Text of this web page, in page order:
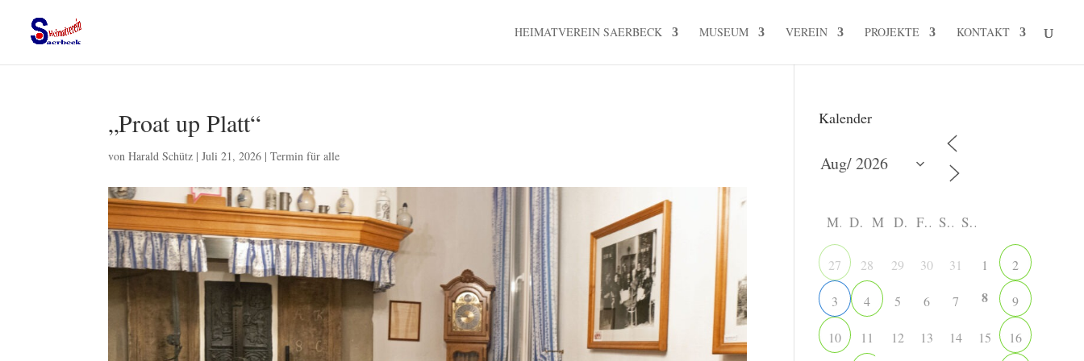
HEIMATVEREIN SAERBECK MUSEUM VEREIN PROJEKTE KONTAKT
„Proat up Platt“
vonHarald Schütz |Juli 21, 2026 |Termin für alle
Kalender
M D M D F S S
27 28 29 30 31 1 2
3 4 5 6 7 8 9
10 11 12 13 14 15 16